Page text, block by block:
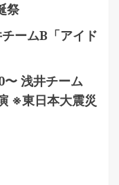
祭
ームB「アイド
〜 浅井チーム
※東日本大震災